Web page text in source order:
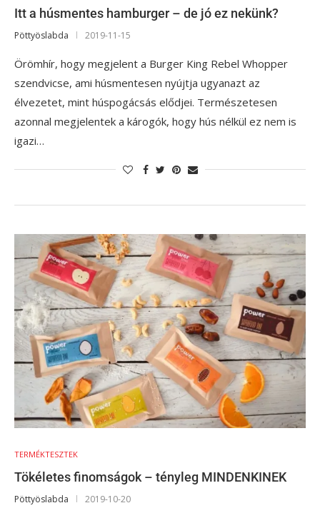
Itt a húsmentes hamburger – de jó ez nekünk?
Pöttyöslabda 2019-11-15
Örömhír, hogy megjelent a Burger King Rebel Whopper
szendvicse, ami húsmentesen nyújtja ugyanazt az
élvezetet, mint húspogácsás elődjei. Természetesen
azonnal megjelentek a károgók, hogy hús nélkül ez nem is
igazi…
TERMÉKTESZTEK
Tökéletes finomságok – tényleg MINDENKINEK
Pöttyöslabda 2019-10-20